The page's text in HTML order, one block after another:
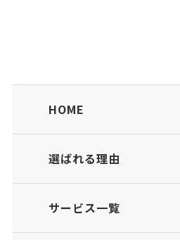
HOME
選ばれる理由
サービス一覧